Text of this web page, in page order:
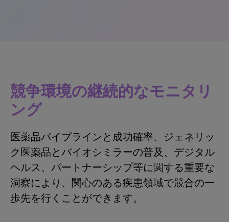
競争環境の継続的なモニタリ
ング
医薬品パイプラインと成功確率、ジェネリッ
ク医薬品とバイオシミラーの普及、デジタル
ヘルス、パートナーシップ等に関する重要な
洞察により、関心のある疾患領域で競合の一
歩先を行くことができます。